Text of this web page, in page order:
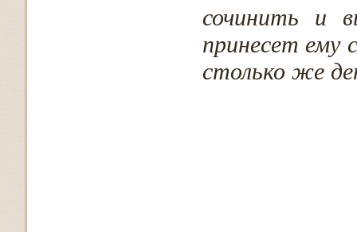
сочинить и
принесет ему
столько же